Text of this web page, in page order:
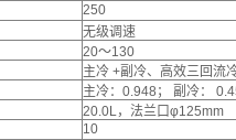
250
无级调速
20～130
主冷 +副冷、高效三回流
主冷：0.948； 副冷：
20.0L，法兰口φ125mm
10